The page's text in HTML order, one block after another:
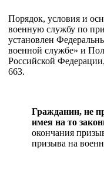
Порядок, условия и
военную службу по
установлен
военной службе» и
Российской
663.
Гражданин, не
имея на то
окончания
призыва на